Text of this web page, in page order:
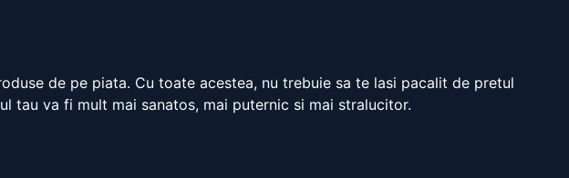
de pe piata. Cu toate acestea, nu trebuie sa te lasi pacalit de pretul
tau va fi mult mai sanatos, mai puternic si mai stralucitor.